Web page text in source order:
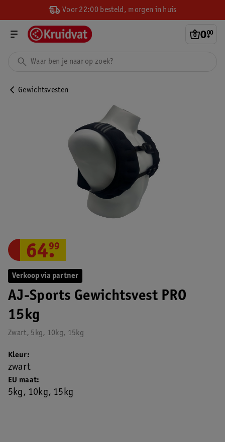
Voor 22:00 besteld, morgen in huis
0.
00
Gewichtsvesten
Verkoop via partner
AJ-Sports Gewichtsvest PRO
15kg
Zwart, 5kg, 10kg, 15kg
64.
99
EU maat
5kg, 10kg, 15kg
Kleur
zwart